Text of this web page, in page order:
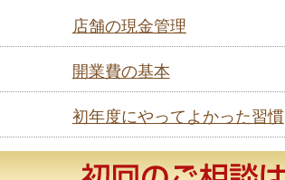
店舗の現金管理
開業費の基本
初年度にやってよかった習慣